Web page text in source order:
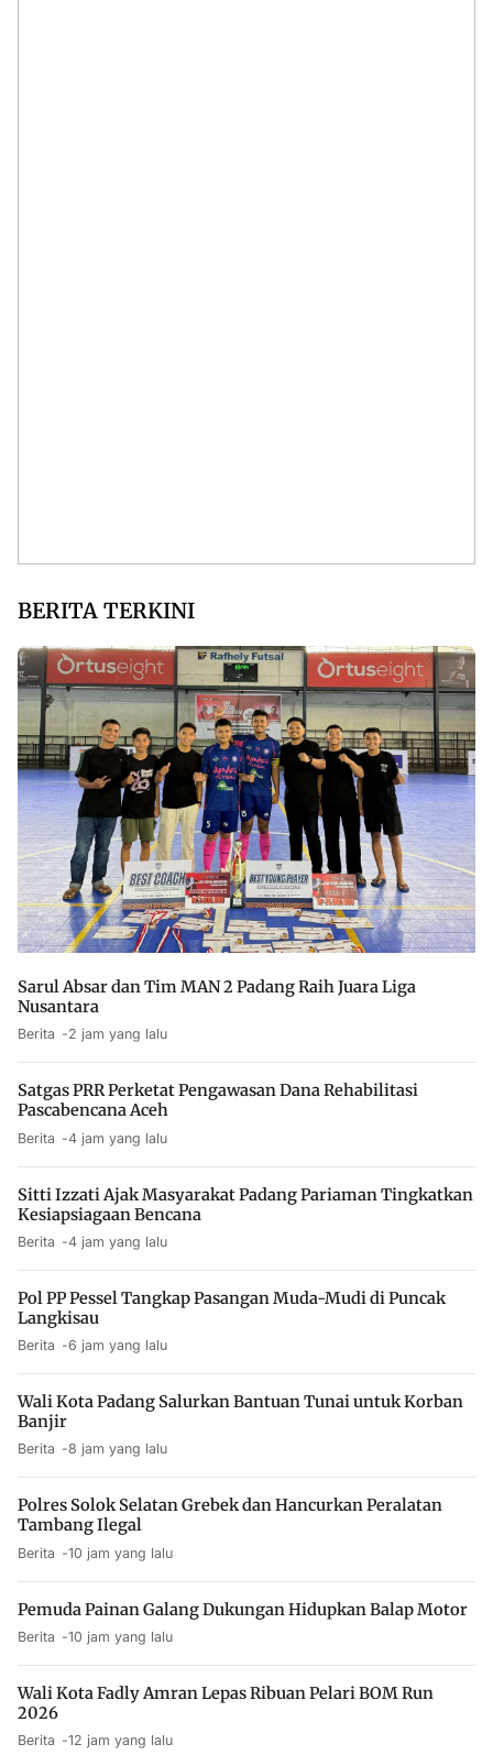
BERITA TERKINI
Sarul Absar dan Tim MAN 2 Padang Raih Juara Liga
Nusantara
Berita 2 jam yang lalu
Satgas PRR Perketat Pengawasan Dana Rehabilitasi
Pascabencana Aceh
Berita 4 jam yang lalu
Sitti Izzati Ajak Masyarakat Padang Pariaman Tingkatkan
Kesiapsiagaan Bencana
Berita 4 jam yang lalu
Pol PP Pessel Tangkap Pasangan Muda-Mudi di Puncak
Langkisau
Berita 6 jam yang lalu
Wali Kota Padang Salurkan Bantuan Tunai untuk Korban
Banjir
Berita 8 jam yang lalu
Polres Solok Selatan Grebek dan Hancurkan Peralatan
Tambang Ilegal
Berita 10 jam yang lalu
Pemuda Painan Galang Dukungan Hidupkan Balap Motor
Berita 10 jam yang lalu
Wali Kota Fadly Amran Lepas Ribuan Pelari BOM Run
2026
Berita 12 jam yang lalu